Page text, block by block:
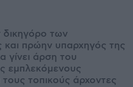
των
πρώην υπαρχηγός της
γίνει άρση του
εμπλεκόμενους
τοπικούς άρχοντες